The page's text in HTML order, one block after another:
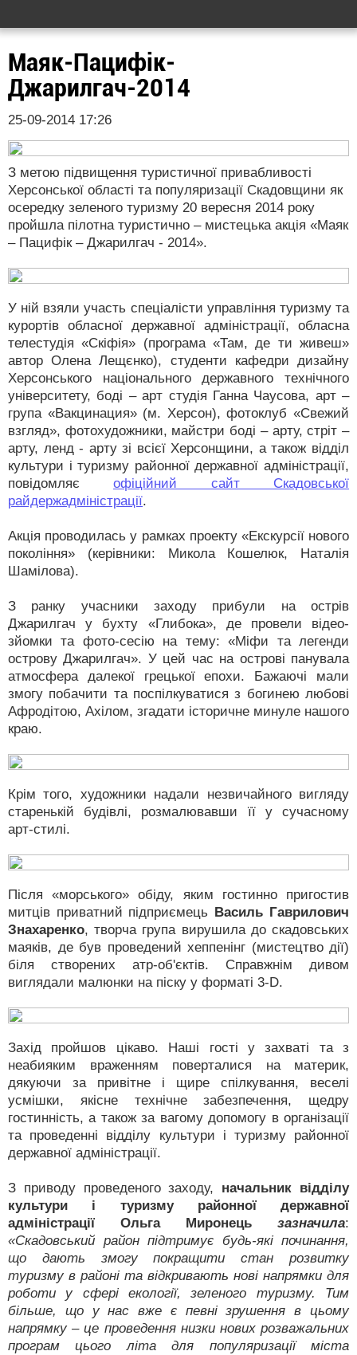
Маяк-Пацифік-
Джарилгач-2014
25-09-2014 17:26
З метою підвищення туристичної привабливості
Херсонської області та популяризації Скадовщини як
осередку зеленого туризму 20 вересня 2014 року
пройшла пілотна туристично – мистецька акція «Маяк
– Пацифік – Джарилгач - 2014».
У ній взяли участь спеціалісти управління туризму та
курортів обласної державної адміністрації, обласна
телестудія «Скіфія» (програма «Там, де ти живеш»
автор Олена Лещєнко), студенти кафедри дизайну
Херсонського національного державного технічного
університету, боді – арт студія Ганна Чаусова, арт –
група «Вакцинация» (м. Херсон), фотоклуб «Свежий
взгляд», фотохудожники, майстри боді – арту, стріт –
арту, ленд - арту зі всієї Херсонщини, а також відділ
культури і туризму районної державної адміністрації,
повідомляє офіційний сайт Скадовської
райдержадміністрації.
Акція проводилась у рамках проекту «Екскурсії нового
покоління» (керівники: Микола Кошелюк, Наталія
Шамілова).
З ранку учасники заходу прибули на острів
Джарилгач у бухту «Глибока», де провели відео-
зйомки та фото-сесію на тему: «Міфи та легенди
острову Джарилгач». У цей час на острові панувала
атмосфера далекої грецької епохи. Бажаючі мали
змогу побачити та поспілкуватися з богинею любові
Афродітою, Ахілом, згадати історичне минуле нашого
краю.
Крім того, художники надали незвичайного вигляду
старенькій будівлі, розмалювавши її у сучасному
арт-стилі.
Після «морського» обіду, яким гостинно пригостив
митців приватний підприємець Василь Гаврилович
Знахаренко, творча група вирушила до скадовських
маяків, де був проведений хеппенінг (мистецтво дії)
біля створених атр-об'єктів. Справжнім дивом
виглядали малюнки на піску у форматі 3-D.
Захід пройшов цікаво. Наші гості у захваті та з
неабияким враженням поверталися на материк,
дякуючи за привітне і щире спілкування, веселі
усмішки, якісне технічне забезпечення, щедру
гостинність, а також за вагому допомогу в організації
та проведенні відділу культури і туризму районної
державної адміністрації.
З приводу проведеного заходу, начальник відділу
культури і туризму районної державної
адміністрації Ольга Миронець зазначила:
«Скадовський район підтримує будь-які починання,
що дають змогу покращити стан розвитку
туризму в районі та відкривають нові напрямки для
роботи у сфері екології, зеленого туризму. Тим
більше, що у нас вже є певні зрушення в цьому
напрямку – це проведення низки нових розважальних
програм цього літа для популяризації міста